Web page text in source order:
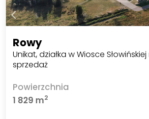
Rowy
Unikat, działka w Wiosce
sprzedaż
Powierzchnia
1 829 m2